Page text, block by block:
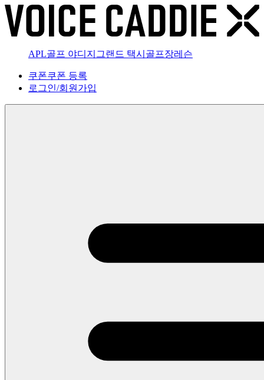
APL골프 야디지 그랜드 택시 골프장레슨
쿠폰쿠폰 등록
로그인/회원가입